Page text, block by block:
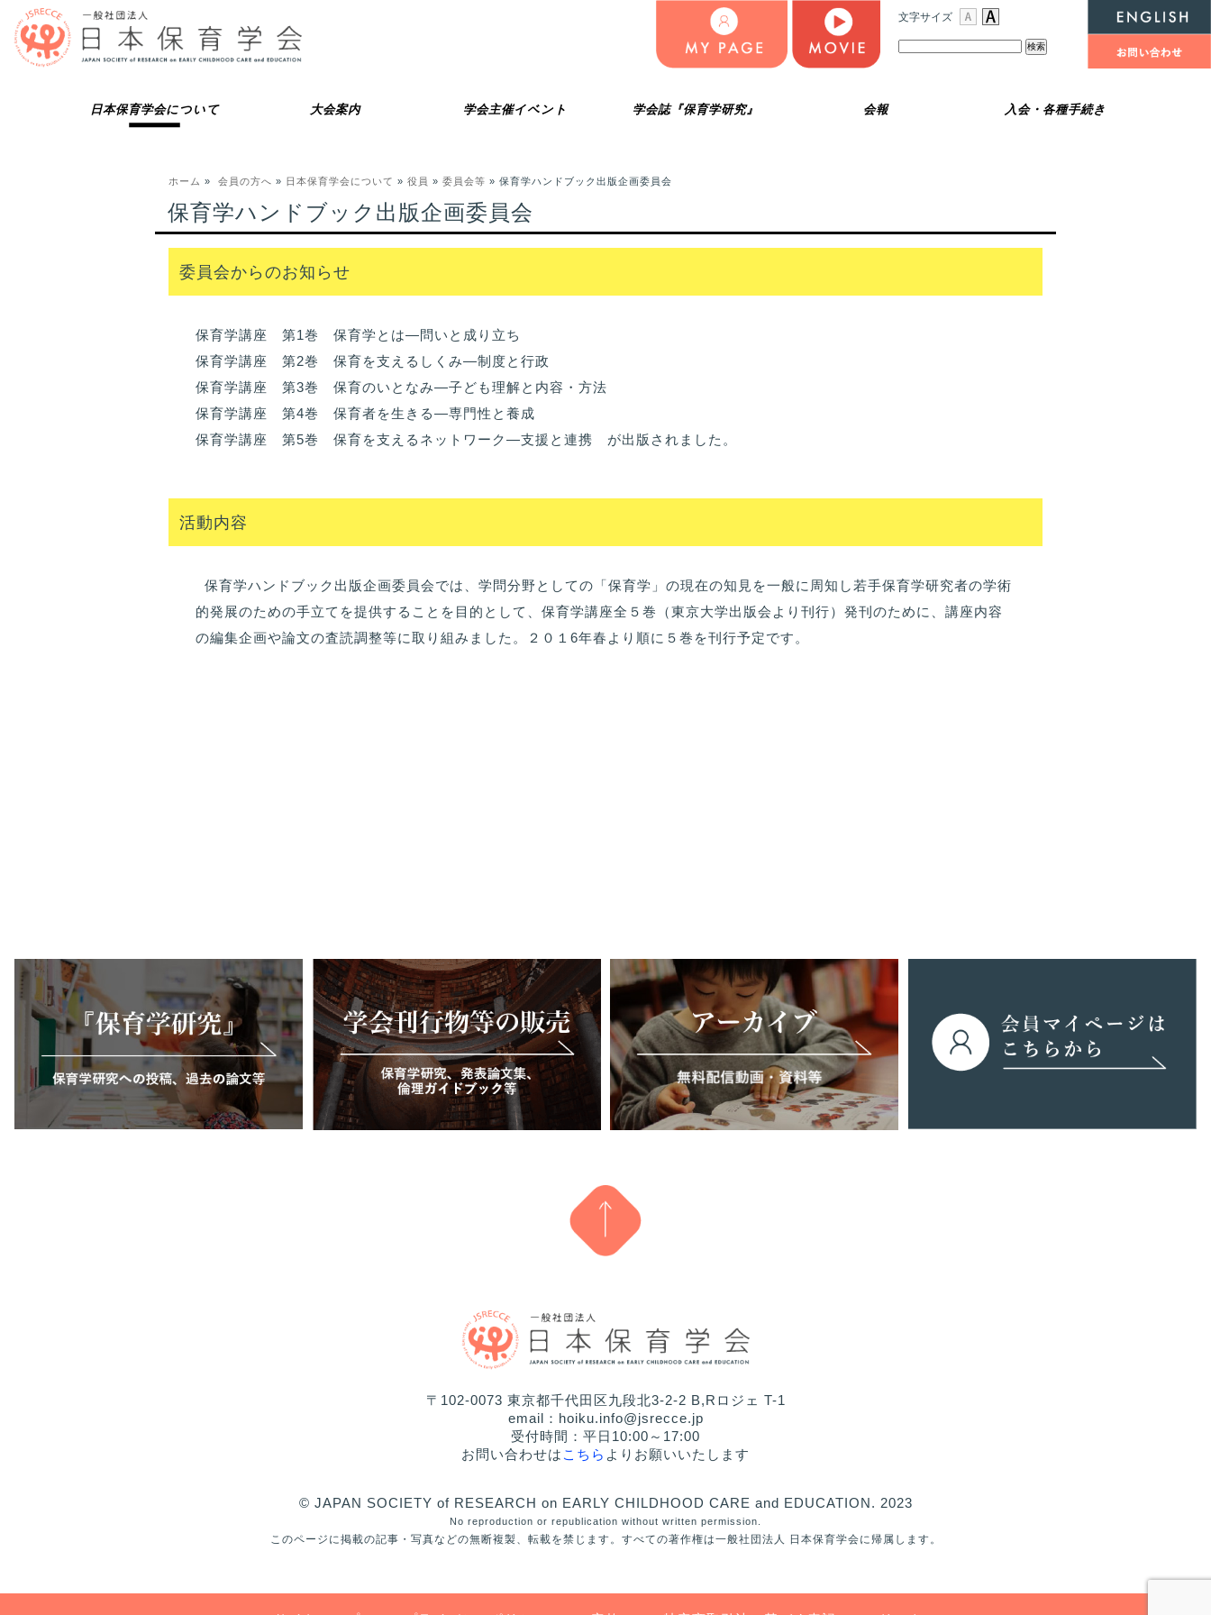
文字サイズ
日本保育学会について 大会案内 学会主催イベント 学会誌『保育学研究』 会報 入会・各種手続き
ホーム » 会員の方へ » 日本保育学会について » 役員 » 委員会等 » 保育学ハンドブック出版企画委員会
保育学ハンドブック出版企画委員会
委員会からのお知らせ
保育学講座 第1巻 保育学とは―問いと成り立ち
保育学講座 第2巻 保育を支えるしくみ―制度と行政
保育学講座 第3巻 保育のいとなみ―子ども理解と内容・方法
保育学講座 第4巻 保育者を生きる―専門性と養成
保育学講座 第5巻 保育を支えるネットワーク―支援と連携 が出版されました。
活動内容
保育学ハンドブック出版企画委員会では、学問分野としての「保育学」の現在の知見を一般に周知し若手保育学研究者の学術
的発展のための手立てを提供することを目的として、保育学講座全５巻（東京大学出版会より刊行）発刊のために、講座内容
の編集企画や論文の査読調整等に取り組みました。２０１6年春より順に５巻を刊行予定です。
〒102-0073 東京都千代田区九段北3-2-2 B,Rロジェ T-1
email：hoiku.info@jsrecce.jp
受付時間：平日10:00～17:00
お問い合わせは こちら よりお願いいたします
© JAPAN SOCIETY of RESEARCH on EARLY CHILDHOOD CARE and EDUCATION. 2023
No reproduction or republication without written permission.
このページに掲載の記事・写真などの無断複製、転載を禁じます。すべての著作権は一般社団法人 日本保育学会に帰属します。